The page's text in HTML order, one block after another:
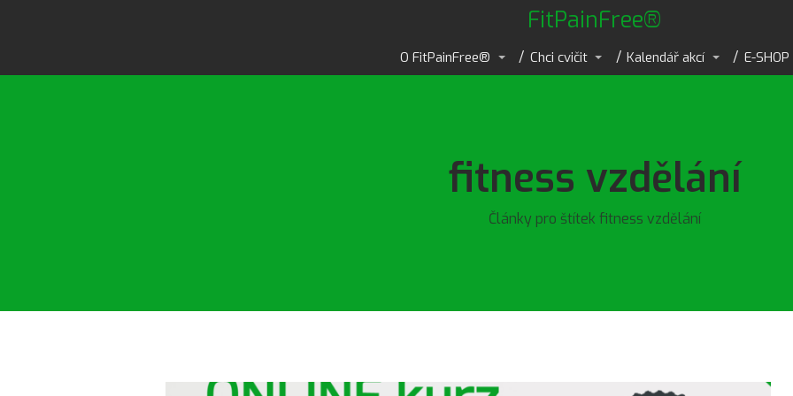
FitPainFree®
O FitPainFree® Chci cvičit Kalendář akcí E-SHOP
fitness vzdělání
Články pro štítek fitness vzdělání